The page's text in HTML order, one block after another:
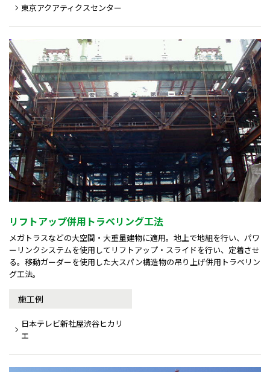
東京アクアティクスセンター
リフトアップ併用トラベリング工法
メガトラスなどの大空間・大重量建物に適用。地上で地組を行い、パワ
ーリンクシステムを使用してリフトアップ・スライドを行い、定着させ
る。移動ガーダーを使用した大スパン構造物の吊り上げ併用トラベリン
グ工法。
施工例
日本テレビ新社屋渋谷ヒカリ
エ